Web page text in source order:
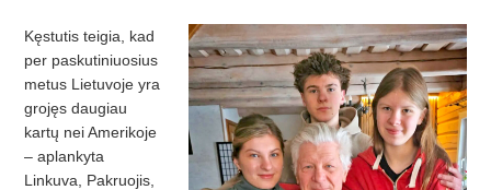
Kęstutis teigia, kad
per paskutiniuosius
metus Lietuvoje yra
grojęs daugiau
kartų nei Amerikoje
– aplankyta
Linkuva, Pakruojis,